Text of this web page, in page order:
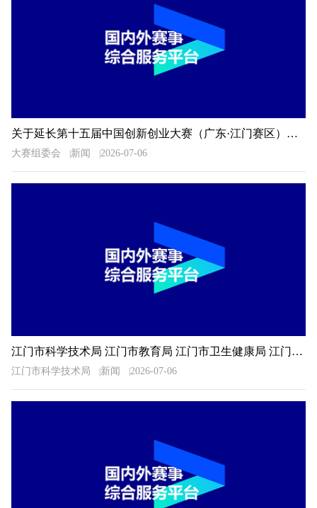
关于延长第十五届中国创新创业大赛（广东·江门赛区）暨2026年江门市“科技杯”创新创业大赛报名时间的通知
大赛组委会 新闻 2026-07-06
江门市科学技术局 江门市教育局 江门市卫生健康局 江门市科学技术协会关于公布2026年广东省科普讲解大赛江门选拔赛决赛入围选手名单的通知
江门市科学技术局 新闻 2026-07-06